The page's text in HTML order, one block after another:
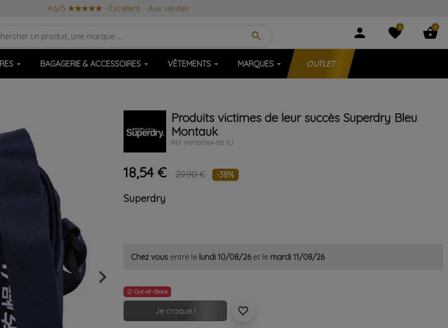
4.6/5 ★★★★★ - Excellent - Avis vérifiés
search person favorite
0 shopping_basket
0
BAGAGERIE & ACCESSOIRES VÊTEMENTS MARQUES OUTLET
Suivant
keyboard_arrow_right
Produits victimes de leur succès Superdry Bleu
Montauk
REF M9110178A-11S TU
18,54 € 29,90 € -38%
Superdry
Chez vous entre le lundi 10/08/26et le mardi 11/08/26
 Out-of-Stock
Je craque ! favorite_border